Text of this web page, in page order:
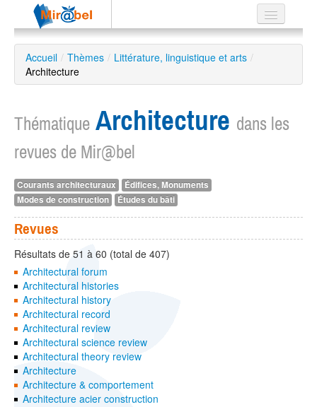
Le réseau
Soutien
avancée
EN
?
Accueil / Thèmes / Littérature, linguistique et arts /
Architecture
Thématique Architecture dans les
revues de Mir@bel
Courants architecturaux
Édifices, Monuments
Modes de construction
Études du bâti
Revues
Résultats de 51 à 60 (total de 407)
Architectural forum
Architectural histories
Architectural history
Architectural record
Architectural review
Architectural science review
Architectural theory review
Architecture
Architecture & comportement
Architecture acier construction